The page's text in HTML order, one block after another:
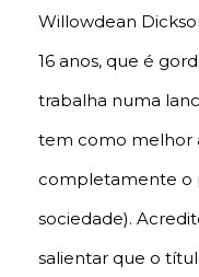
Willowdean
16 anos, que é
trabalha numa
tem como melhor
completamente o
sociedade).
salientar que o